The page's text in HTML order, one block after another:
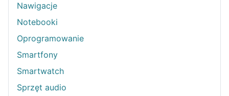
Nawigacje
Notebooki
Oprogramowanie
Smartfony
Smartwatch
Sprzęt audio